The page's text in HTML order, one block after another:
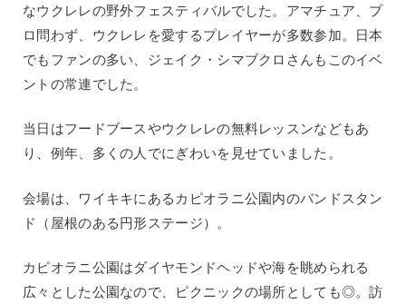
なウクレレの野外フェスティバルでした。アマチュア、プ
ロ問わず、ウクレレを愛するプレイヤーが多数参加。日本
でもファンの多い、ジェイク・シマブクロさんもこのイベ
ントの常連でした。
当日はフードブースやウクレレの無料レッスンなどもあ
り、例年、多くの人でにぎわいを見せていました。
会場は、ワイキキにあるカピオラニ公園内のバンドスタン
ド（屋根のある円形ステージ）。
カピオラニ公園はダイヤモンドヘッドや海を眺められる
広々とした公園なので、ピクニックの場所としても◎。訪